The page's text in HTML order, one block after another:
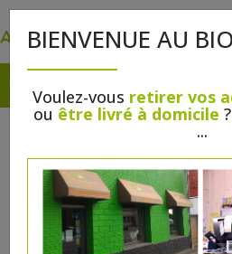
BIENVENUE AU
Voulez-vous retirer vos
ou être livré à domicile
...